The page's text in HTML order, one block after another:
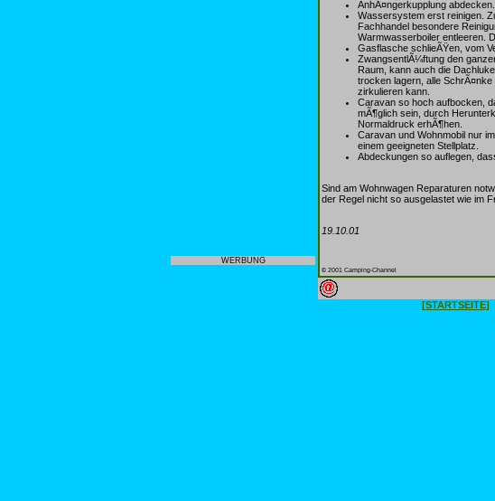
WERBUNG
AnhÃ¤ngerkupplung abdecken.
Wassersystem erst reinigen.
Fachhandel besondere
Warmwasserboiler entleeren.
Gasflasche schlieÃŸen, vom
ZwangsentlÃ¼ftung den
Raum, kann auch die
trocken lagern, alle
zirkulieren kann.
Caravan so hoch aufbocken,
mÃ¶glich sein, durch
Normaldruck erhÃ¶hen.
Caravan und Wohnmobil nur
einem geeigneten Stellplatz.
Abdeckungen so auflegen,
Sind am Wohnwagen Reparaturen
der Regel nicht so ausgelastet wie im
19.10.01
© 2001 Camping-Channel
[STARTSEITE]